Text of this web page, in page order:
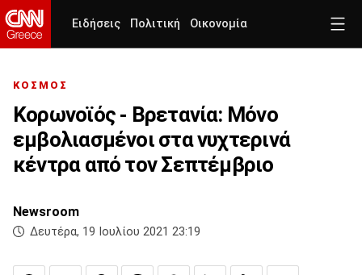
Ειδήσεις Πολιτική Οικονομία
ΚΟΣΜΟΣ
Κορωνοϊός - Βρετανία: Μόνο
εμβολιασμένοι στα νυχτερινά
κέντρα από τον Σεπτέμβριο
Newsroom
Δευτέρα, 19 Ιουλίου 2021 23:19